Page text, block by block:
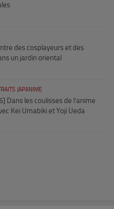
des cosplayeurs et des
un jardin oriental
JAPANIME
Dans les coulisses de l’anime
Kei Umabiki et Yoji Ueda